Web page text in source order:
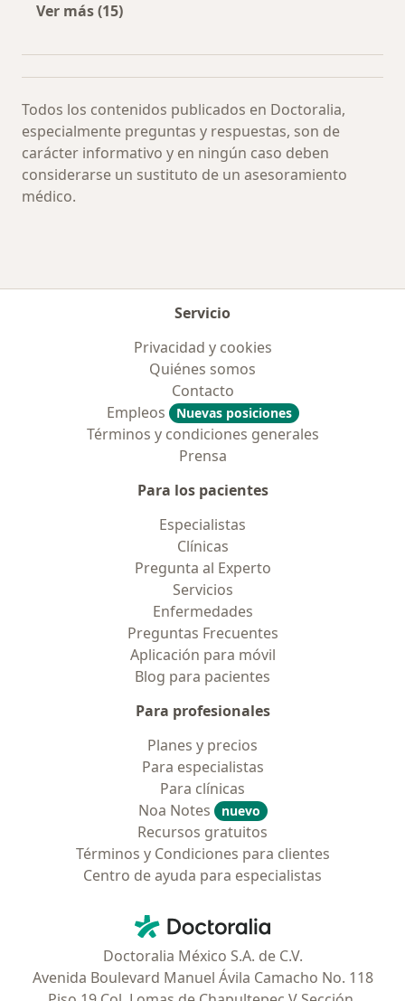
Ver más (15)
Todos los contenidos publicados en Doctoralia,
especialmente preguntas y respuestas, son de
carácter informativo y en ningún caso deben
considerarse un sustituto de un asesoramiento
médico.
Servicio
Privacidad y cookies
Quiénes somos
Contacto
Empleos
Nuevas posiciones
Términos y condiciones generales
Prensa
Para los pacientes
Especialistas
Clínicas
Pregunta al Experto
Servicios
Enfermedades
Preguntas Frecuentes
Aplicación para móvil
Blog para pacientes
Para profesionales
Planes y precios
Para especialistas
Para clínicas
Noa Notes
nuevo
Recursos gratuitos
Términos y Condiciones para clientes
Centro de ayuda para especialistas
Doctoralia - Página de inicio
Doctoralia México S.A. de C.V.
Avenida Boulevard Manuel Ávila Camacho No. 118